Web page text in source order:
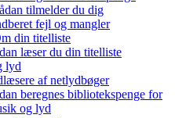
tilmelder du dig
fejl og mangler
din titelliste
læser du din titelliste
lyd
af netlydbøger
beregnes bibliotekspenge for
og lyd